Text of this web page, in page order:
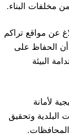
مخلفات البناء.
عن مواقع تراكم
أن الحفاظ على
البيئة
لأمانة
البلدية وتحقيق